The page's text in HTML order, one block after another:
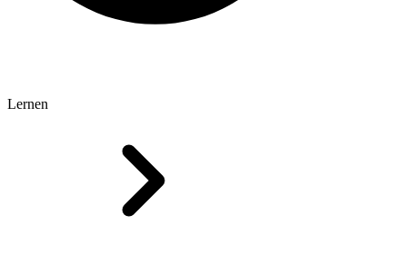
Lernen